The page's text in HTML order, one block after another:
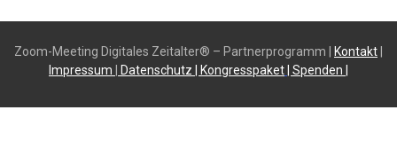
Zoom-Meeting Digitales Zeitalter® – Partnerprogramm | Kontakt
Impressum
Datenschutz | Kongresspaket Spenden |